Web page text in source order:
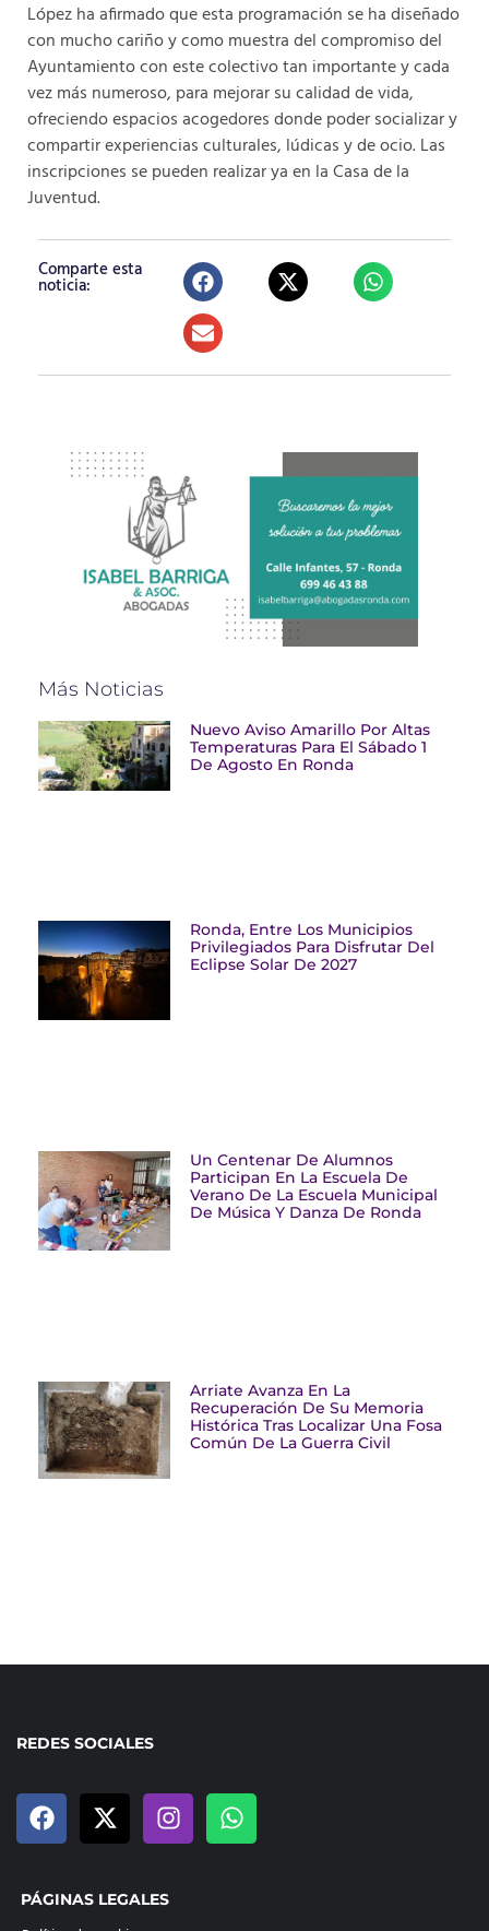
López ha afirmado que esta programación se ha diseñado
con mucho cariño y como muestra del compromiso del
Ayuntamiento con este colectivo tan importante y cada
vez más numeroso, para mejorar su calidad de vida,
ofreciendo espacios acogedores donde poder socializar y
compartir experiencias culturales, lúdicas y de ocio. Las
inscripciones se pueden realizar ya en la Casa de la
Juventud.
Comparte esta
noticia:
Más Noticias
Nuevo Aviso Amarillo Por Altas
Temperaturas Para El Sábado 1
De Agosto En Ronda
Ronda, Entre Los Municipios
Privilegiados Para Disfrutar Del
Eclipse Solar De 2027
Un Centenar De Alumnos
Participan En La Escuela De
Verano De La Escuela Municipal
De Música Y Danza De Ronda
Arriate Avanza En La
Recuperación De Su Memoria
Histórica Tras Localizar Una Fosa
Común De La Guerra Civil
REDES SOCIALES
PÁGINAS LEGALES